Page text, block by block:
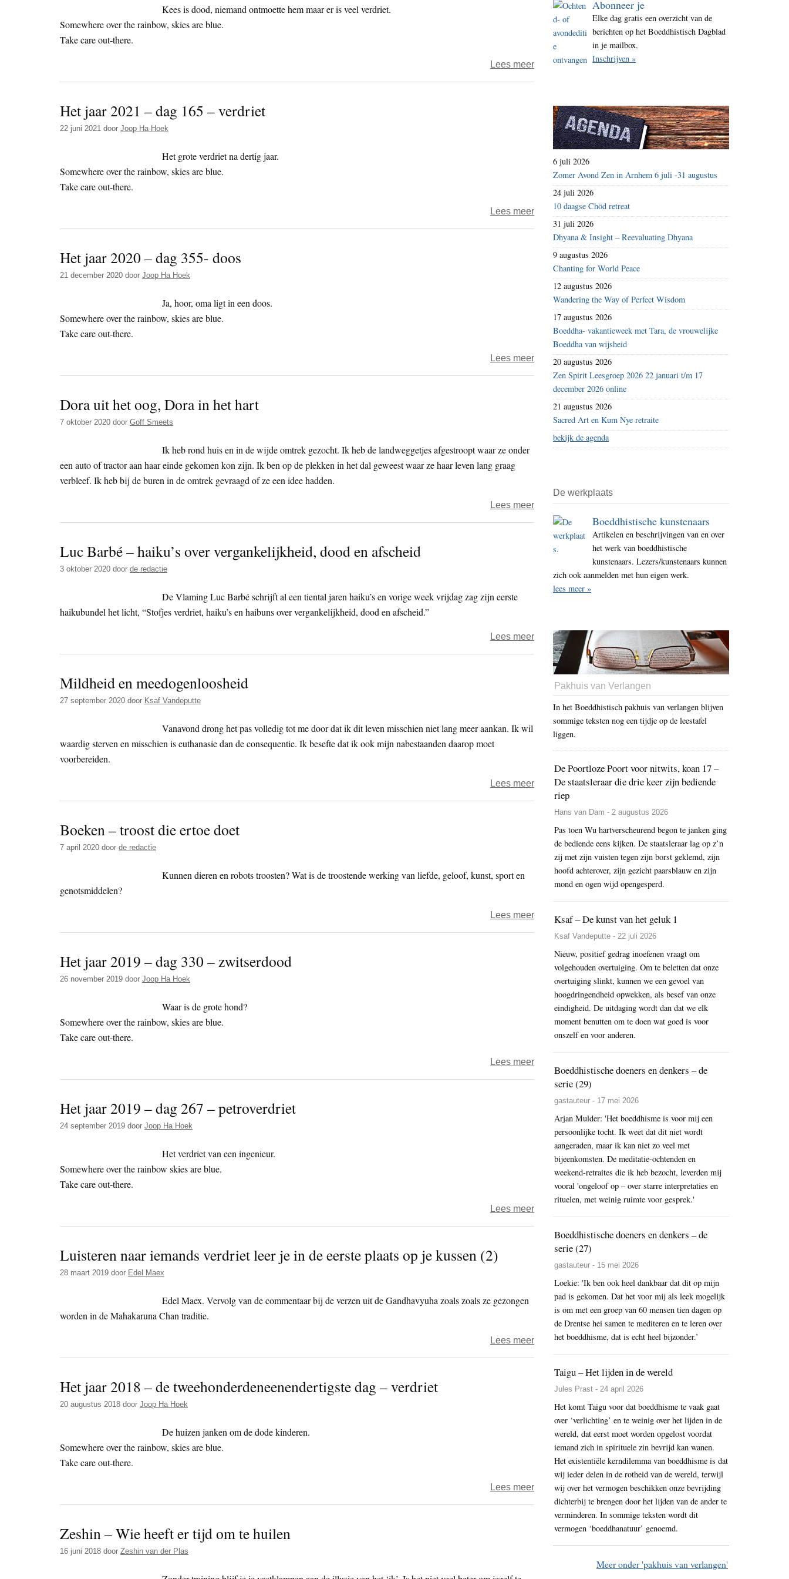
i
t
Kees is dood, niemand ontmoette hem maar er is veel verdriet.
Somewhere over the rainbow, skies are blue.
Take care out-there.
Lees meerover
2021
keesisdood
Het jaar 2021 – dag 165 – verdriet
22 juni 2021 door Joop Ha Hoek
Het grote verdriet na dertig jaar.
Somewhere over the rainbow, skies are blue.
Take care out-there.
Lees meerover
2021
verdriet
Het jaar 2020 – dag 355- doos
21 december 2020 door Joop Ha Hoek
Ja, hoor, oma ligt in een doos.
Somewhere over the rainbow, skies are blue.
Take care out-there.
Lees meerover
2020
Dora uit het oog, Dora in het hart
7 oktober 2020 door Goff Smeets
Ik heb rond huis en in de wijde omtrek gezocht. Ik heb de landweggetjes afgestroopt waar ze onder
een auto of tractor aan haar einde gekomen kon zijn. Ik ben op de plekken in het dal geweest waar ze haar leven lang graag
verbleef. Ik heb bij de buren in de omtrek gevraagd of ze een idee hadden.
Lees meerover
Dora
Dora
Luc Barbé – haiku’s over vergankelijkheid, dood en afscheid
3 oktober 2020 door de redactie
De Vlaming Luc Barbé schrijft al een tiental jaren haiku’s en vorige week vrijdag zag zijn eerste
haikubundel het licht, “Stofjes verdriet, haiku’s en haibuns over vergankelijkheid, dood en afscheid.”
Lees meerover
Barbé
haiku’s
vergankelijkheid,
afscheid
Mildheid en meedogenloosheid
27 september 2020 door Ksaf Vandeputte
Vanavond drong het pas volledig tot me door dat ik dit leven misschien niet lang meer aankan. Ik wil
waardig sterven en misschien is euthanasie dan de consequentie. Ik besefte dat ik ook mijn nabestaanden daarop moet
voorbereiden.
Lees meerover
Mildheid
meedogenloosheid
Boeken – troost die ertoe doet
7 april 2020 door de redactie
Kunnen dieren en robots troosten? Wat is de troostende werking van liefde, geloof, kunst, sport en
genotsmiddelen?
Lees meerover
troost
ertoe
Het jaar 2019 – dag 330 – zwitserdood
26 november 2019 door Joop Ha Hoek
Waar is de grote hond?
Somewhere over the rainbow, skies are blue.
Take care out-there.
Lees meerover
zwitserdood
Het jaar 2019 – dag 267 – petroverdriet
24 september 2019 door Joop Ha Hoek
Het verdriet van een ingenieur.
Somewhere over the rainbow skies are blue.
Take care out-there.
Lees meerover
2019
Luisteren naar iemands verdriet leer je in de eerste plaats op je kussen (2)
28 maart 2019 door Edel Maex
Edel Maex. Vervolg van de commentaar bij de verzen uit de Gandhavyuha zoals zoals ze gezongen
worden in de Mahakaruna Chan traditie.
Lees meerover
iemands
eerste
plaats
op
Het jaar 2018 – de tweehonderdeneenendertigste dag – verdriet
20 augustus 2018 door Joop Ha Hoek
De huizen janken om de dode kinderen.
Somewhere over the rainbow, skies are blue.
Take care out-there.
Lees meerover
Zeshin – Wie heeft er tijd om te huilen
16 juni 2018 door Zeshin van der Plas
Abonneer je
Elke dag gratis een overzicht van de
berichten op het Boeddhistisch Dagblad
in je mailbox.
Inschrijven »
6 juli 2026
Zomer Avond Zen in Arnhem 6 juli -31 augustus
24 juli 2026
10 daagse Chöd retreat
31 juli 2026
Dhyana & Insight – Reevaluating Dhyana
9 augustus 2026
Chanting for World Peace
12 augustus 2026
Wandering the Way of Perfect Wisdom
17 augustus 2026
Boeddha- vakantieweek met Tara, de vrouwelijke
Boeddha van wijsheid
20 augustus 2026
Zen Spirit Leesgroep 2026 22 januari t/m 17
december 2026 online
21 augustus 2026
Sacred Art en Kum Nye retraite
bekijk de agenda
De werkplaats
Boeddhistische kunstenaars
Artikelen en beschrijvingen van en over
het werk van boeddhistische
kunstenaars. Lezers/kunstenaars kunnen
zich ook aanmelden met hun eigen werk.
lees meer »
Pakhuis van Verlangen
In het Boeddhistisch pakhuis van verlangen blijven
sommige teksten nog een tijdje op de leestafel
liggen.
De Poortloze Poort voor nitwits, koan 17 –
De staatsleraar die drie keer zijn bediende
riep
Hans van Dam - 2 augustus 2026
Pas toen Wu hartverscheurend begon te janken ging
de bediende eens kijken. De staatsleraar lag op z’n
zij met zijn vuisten tegen zijn borst geklemd, zijn
hoofd achterover, zijn gezicht paarsblauw en zijn
mond en ogen wijd opengesperd.
Ksaf – De kunst van het geluk 1
Ksaf Vandeputte - 22 juli 2026
Nieuw, positief gedrag inoefenen vraagt om
volgehouden overtuiging. Om te beletten dat onze
overtuiging slinkt, kunnen we een gevoel van
hoogdringendheid opwekken, als besef van onze
eindigheid. De uitdaging wordt dan dat we elk
moment benutten om te doen wat goed is voor
onszelf en voor anderen.
Boeddhistische doeners en denkers – de
serie (29)
gastauteur - 17 mei 2026
Arjan Mulder: 'Het boeddhisme is voor mij een
persoonlijke tocht. Ik weet dat dit niet wordt
aangeraden, maar ik kan niet zo veel met
bijeenkomsten. De meditatie-ochtenden en
weekend-retraites die ik heb bezocht, leverden mij
vooral 'ongeloof op – over starre interpretaties en
rituelen, met weinig ruimte voor gesprek.'
Boeddhistische doeners en denkers – de
serie (27)
gastauteur - 15 mei 2026
Loekie: 'Ik ben ook heel dankbaar dat dit op mijn
pad is gekomen. Dat het voor mij als leek mogelijk
is om met een groep van 60 mensen tien dagen op
de Drentse hei samen te mediteren en te leren over
het boeddhisme, dat is echt heel bijzonder.’
Taigu – Het lijden in de wereld
Jules Prast - 24 april 2026
Het komt Taigu voor dat boeddhisme te vaak gaat
over ‘verlichting’ en te weinig over het lijden in de
wereld, dat eerst moet worden opgelost voordat
iemand zich in spirituele zin bevrijd kan wanen.
Het existentiële kerndilemma van boeddhisme is dat
wij ieder delen in de rotheid van de wereld, terwijl
wij over het vermogen beschikken onze bevrijding
dichterbij te brengen door het lijden van de ander te
verminderen. In sommige teksten wordt dit
vermogen ‘boeddhanatuur’ genoemd.
Meer onder 'pakhuis van verlangen'